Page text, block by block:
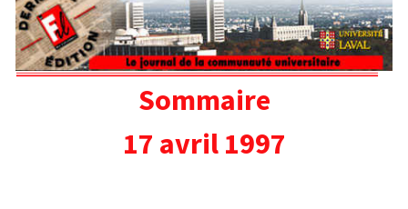
Sommaire
17 avril 1997